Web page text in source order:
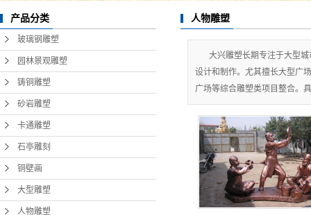
产品分类
玻璃钢雕塑
园林景观雕塑
铸铜雕塑
砂岩雕塑
卡通雕塑
石亭雕刻
铜壁画
大型雕塑
人物雕塑
人物雕塑
大兴雕塑长期专注于大型
设计和制作。尤其擅长大型广
广场等综合雕塑类项目整合。